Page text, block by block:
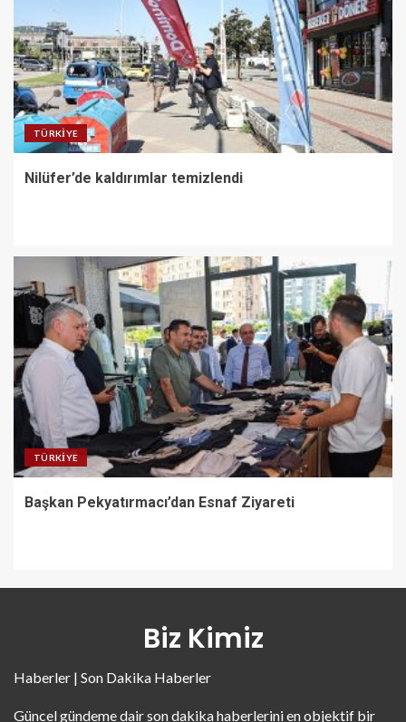
TÜRKIYE
Nilüfer’de kaldırımlar temizlendi
TÜRKIYE
Başkan Pekyatırmacı’dan Esnaf Ziyareti
Biz Kimiz
Haberler | Son Dakika Haberler
Güncel gündeme dair son dakika haberlerini en objektif bir